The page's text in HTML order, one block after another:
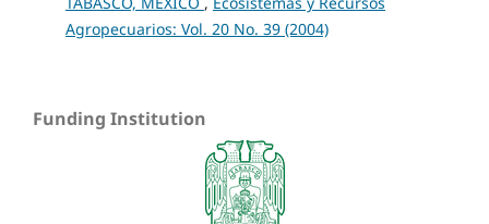
Agropecuarios: Vol. 20 No. 39 (2004)
Funding Institution